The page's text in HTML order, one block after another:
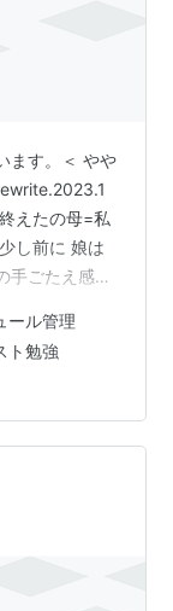
ます。＜ やや
えたの母=私
し前に 娘は
手ごたえ感を
がるかもしれ
トを受ける
ト直しまで
点数の良し悪
週間以上が…
ール管理
ト勉強